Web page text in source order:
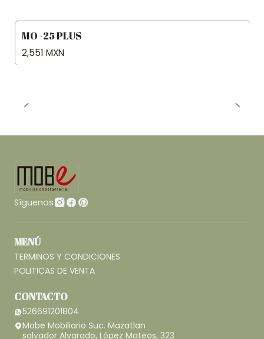
MO -25 PLUS
2,551 MXN
Síguenos
MENÚ
TERMINOS Y CONDICIONES
POLITICAS DE VENTA
CONTACTO
526691201804
Mobe Mobiliario Suc. Mazatlan
salvador Alvarado, López Mateos, 323